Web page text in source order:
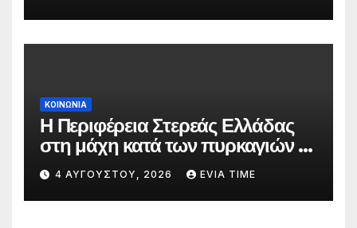
ΚΟΙΝΩΝΙΑ
Η Περιφέρεια Στερεάς Ελλάδας
στη μάχη κατά των πυρκαγιών –
Δράσεις και στήριξη σε πέντε
περιφερειακές ενότητες
4 ΑΥΓΟΎΣΤΟΥ, 2026 EVIA TIME